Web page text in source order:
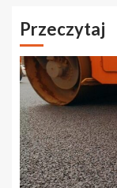
Przeczytaj